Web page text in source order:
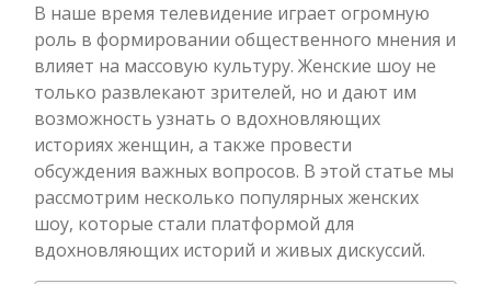
В наше время телевидение играет огромную
роль в формировании общественного мнения и
влияет на массовую культуру. Женские шоу не
только развлекают зрителей, но и дают им
возможность узнать о вдохновляющих
историях женщин, а также провести
обсуждения важных вопросов. В этой статье мы
рассмотрим несколько популярных женских
шоу, которые стали платформой для
вдохновляющих историй и живых дискуссий.